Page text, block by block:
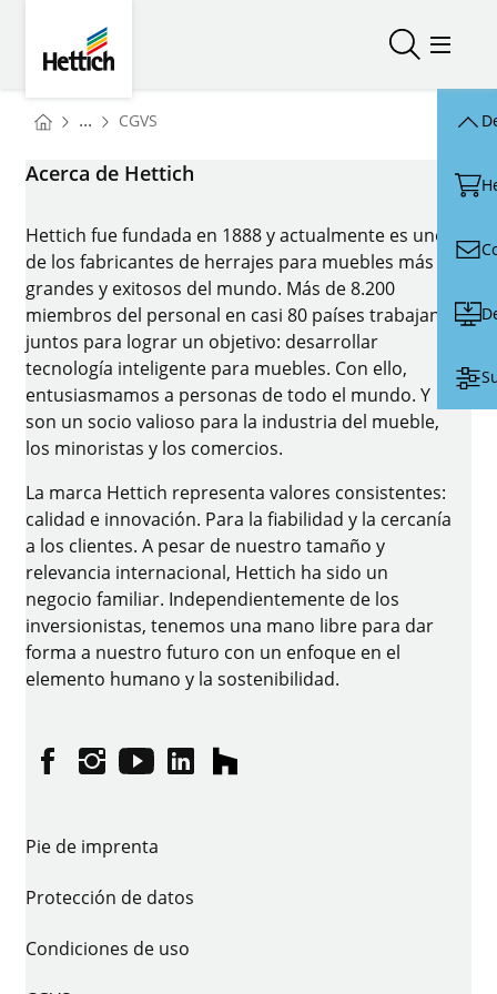
Abrir/Abrir/
You are here:
Homepage
... CGVS
Acerca de Hettich
Hettich fue fundada en 1888 y actualmente es uno
de los fabricantes de herrajes para muebles más
grandes y exitosos del mundo. Más de 8.200
miembros del personal en casi 80 países trabajan
juntos para lograr un objetivo: desarrollar
tecnología inteligente para muebles. Con ello,
entusiasmamos a personas de todo el mundo. Y
son un socio valioso para la industria del mueble,
los minoristas y los comercios.
La marca Hettich representa valores consistentes:
calidad e innovación. Para la fiabilidad y la cercanía
a los clientes. A pesar de nuestro tamaño y
relevancia internacional, Hettich ha sido un
negocio familiar. Independientemente de los
inversionistas, tenemos una mano libre para dar
forma a nuestro futuro con un enfoque en el
elemento humano y la sostenibilidad.
FacebookInstagram
YouTubelinkedinhouzz
Pie de imprenta
Protección de datos
Condiciones de uso